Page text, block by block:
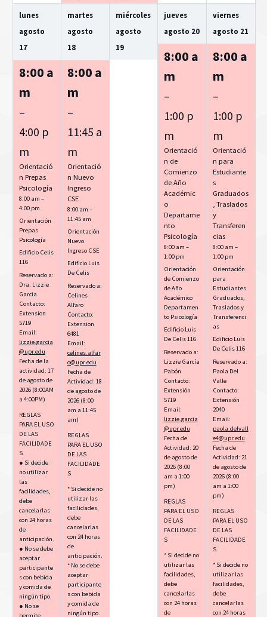
lunes
agosto
17
8:00 a
m
–
4:00 p
m
Orientació
n Prepas
Psicología
8:00 am –
4:00 pm
Orientación
Prepas
Psicología
Edificio Celis
116
Reservado a:
Dra. Lizzie
Garcia
Contacto:
Extension
5719
Email:
lizzie.garcia
@upr.edu
Fecha de la
actividad: 17
de agosto de
2026 (8:00AM
a 4:00PM)
REGLAS
PARA EL USO
DE LAS
FACILIDADE
S
● Si decide
no utilizar
las
facilidades,
debe
cancelarlas
con 24 horas
de
anticipación.
● No se debe
aceptar
participante
s con bebida
y comida de
ningún tipo.
● No se
permite
martes
agosto
18
8:00 a
m
–
11:45 a
m
Orientació
n Nuevo
Ingreso
CSE
8:00 am –
11:45 am
Orientación
Nuevo
Ingreso CSE
Edificio Luis
De Celis
Reservado a:
Celines
Alfaro
Contacto:
Extension
6481
Email:
celines.alfar
o@upr.edu
Fecha de
Actividad: 18
de agosto de
2026 (8:00
am a 11:45
am)
REGLAS
PARA EL USO
DE LAS
FACILIDADE
S
* Si decide no
utilizar las
facilidades,
debe
cancelarlas
con 24 horas
de
anticipación.
* No se debe
aceptar
participante
s con bebida
y comida de
ningún tipo.
miércoles
agosto
19
jueves
agosto 20
8:00 a
m
–
1:00 p
m
Orientació
n de
Comienzo
de Año
Académic
o
Departame
nto
Psicología
8:00 am –
1:00 pm
Orientación
de Comienzo
de Año
Académico
Departamen
to Psicología
Edificio Luis
De Celis 116
Reservado a:
Lizzie García
Pabón
Contacto:
Extensión
5719
Email:
lizzie.garcia
@upr.edu
Fecha de
Actividad: 20
de agosto de
2026 (8:00
am a 1:00
pm)
REGLAS
PARA EL USO
DE LAS
FACILIDADE
S
* Si decide no
utilizar las
facilidades,
debe
cancelarlas
con 24 horas
de
viernes
agosto 21
8:00 a
m
–
1:00 p
m
Orientació
n para
Estudiante
s
Graduados
, Traslados
y
Transferen
cias
8:00 am –
1:00 pm
Orientación
para
Estudiantes
Graduados,
Traslados y
Transferenci
as
Edificio Luis
De Celis 116
Reservado a:
Paola Del
Valle
Contacto:
Extensión
2040
Email:
paola.delvall
e4@upr.edu
Fecha de
Actividad: 21
de agosto de
2026 (8:00
am a 1:00
pm)
REGLAS
PARA EL USO
DE LAS
FACILIDADE
S
* Si decide no
utilizar las
facilidades,
debe
cancelarlas
con 24 horas